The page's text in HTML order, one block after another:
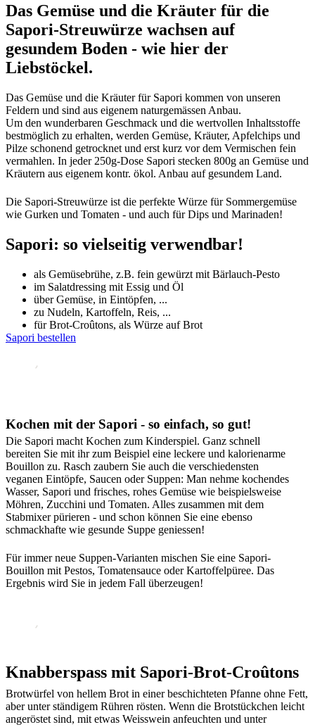
Das Gemüse und die Kräuter für die
Sapori-Streuwürze wachsen auf
gesundem Boden - wie hier der
Liebstöckel.
Das Gemüse und die Kräuter für Sapori kommen von unseren
Feldern und sind aus eigenem naturgemässen Anbau.
Um den wunderbaren Geschmack und die wertvollen Inhaltsstoffe
bestmöglich zu erhalten, werden Gemüse, Kräuter, Apfelchips und
Pilze schonend getrocknet und erst kurz vor dem Vermischen fein
vermahlen. In jeder 250g-Dose Sapori stecken 800g an Gemüse und
Kräutern aus eigenem kontr. ökol. Anbau auf gesundem Land.
Die Sapori-Streuwürze ist die perfekte Würze für Sommergemüse
wie Gurken und Tomaten - und auch für Dips und Marinaden!
Sapori: so vielseitig verwendbar!
als Gemüsebrühe, z.B. fein gewürzt mit Bärlauch-Pesto
im Salatdressing mit Essig und Öl
über Gemüse, in Eintöpfen, ...
zu Nudeln, Kartoffeln, Reis, ...
für Brot-Croûtons, als Würze auf Brot
Sapori bestellen
Kochen mit der Sapori - so einfach, so gut!
Die Sapori macht Kochen zum Kinderspiel. Ganz schnell
bereiten Sie mit ihr zum Beispiel eine leckere und kalorienarme
Bouillon zu. Rasch zaubern Sie auch die verschiedensten
veganen Eintöpfe, Saucen oder Suppen: Man nehme kochendes
Wasser, Sapori und frisches, rohes Gemüse wie beispielsweise
Möhren, Zucchini und Tomaten. Alles zusammen mit dem
Stabmixer pürieren - und schon können Sie eine ebenso
schmackhafte wie gesunde Suppe geniessen!
Für immer neue Suppen-Varianten mischen Sie eine Sapori-
Bouillon mit Pestos, Tomatensauce oder Kartoffelpüree. Das
Ergebnis wird Sie in jedem Fall überzeugen!
Knabberspass mit Sapori-Brot-Croûtons
Brotwürfel von hellem Brot in einer beschichteten Pfanne ohne Fett,
aber unter ständigem Rühren rösten. Wenn die Brotstückchen leicht
angeröstet sind, mit etwas Weisswein anfeuchten und unter